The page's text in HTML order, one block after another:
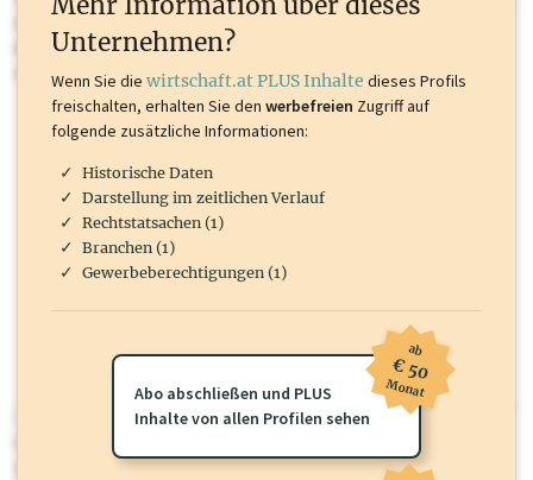
Marken, Patente, Rechtstatsachen, OTS-Aussendungen, und viele
mehr.
wirtschaft.at PLUS
Sie momentan nicht einsehen können. Schalten Sie dieses Profil frei
Unternehmen?
Wenn Sie die wirtschaft.at PLUS Inhalte dieses Profils
freischalten, erhalten Sie den werbefreien Zugriff auf
folgende zusätzliche Informationen:
Historische Daten
Darstellung im zeitlichen Verlauf
Rechtstatsachen (1)
Branchen (1)
Gewerbeberechtigungen (1)
Abo abschließen und PLUS
Inhalte von allen Profilen sehen
ab
€ 50
Monat